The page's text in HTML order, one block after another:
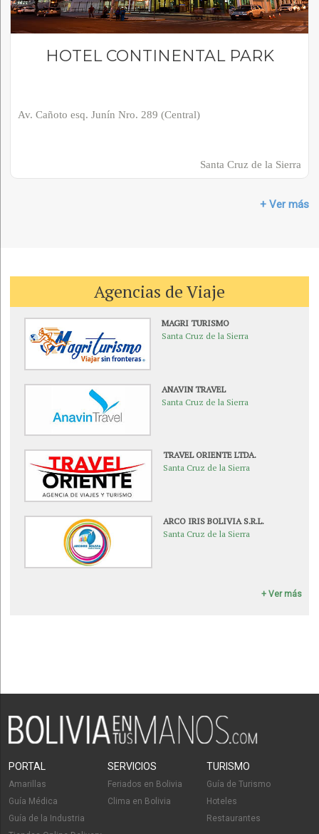
HOTEL CONTINENTAL PARK
Av. Cañoto esq. Junín Nro. 289 (Central)
Santa Cruz de la Sierra
+ Ver más
Agencias de Viaje
MAGRI TURISMO
Santa Cruz de la Sierra
ANAVIN TRAVEL
Santa Cruz de la Sierra
TRAVEL ORIENTE LTDA.
Santa Cruz de la Sierra
ARCO IRIS BOLIVIA S.R.L.
Santa Cruz de la Sierra
+ Ver más
PORTAL
Amarillas
Guía Médica
Guía de la Industria
SERVICIOS
Feriados en Bolivia
Clima en Bolivia
TURISMO
Guía de Turismo
Hoteles
Restaurantes